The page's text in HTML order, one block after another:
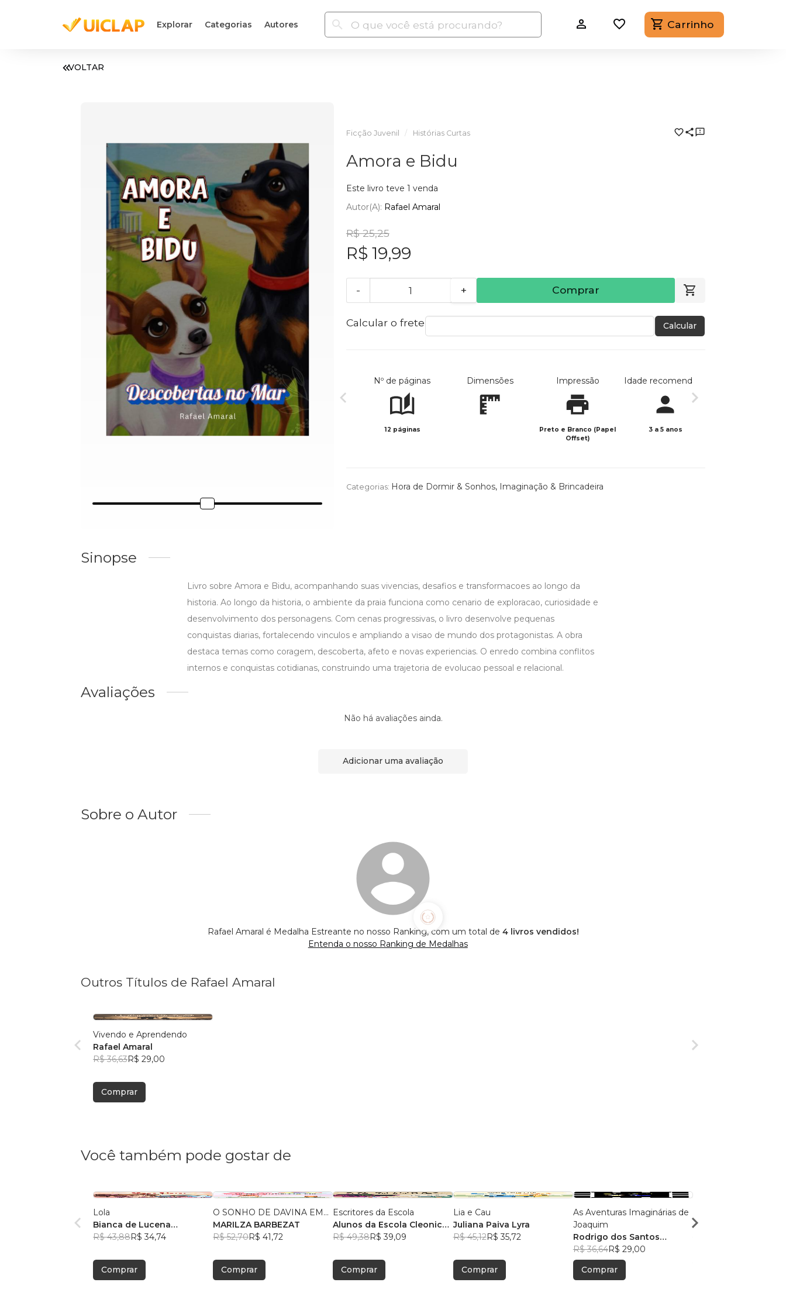
Explorar Categorias Autores Carrinho
VOLTAR
Ficção Juvenil Histórias Curtas
Amora e Bidu
Este livro teve 1 venda
Autor(a): Rafael Amaral
R$ 25,25
R$ 19,99
- + Comprar
Calcular o frete Calcular
Nº de páginas
12 páginas
Dimensões Impressão
Preto e Branco (Papel
Offset)
Idade recomendada
3 a 5 anos
Categorias: Hora de Dormir & Sonhos, Imaginação & Brincadeira
Sinopse
Livro sobre Amora e Bidu, acompanhando suas vivencias, desafios e transformacoes ao longo da
historia. Ao longo da historia, o ambiente da praia funciona como cenario de exploracao, curiosidade e
desenvolvimento dos personagens. Com cenas progressivas, o livro desenvolve pequenas
conquistas diarias, fortalecendo vinculos e ampliando a visao de mundo dos protagonistas. A obra
destaca temas como coragem, descoberta, afeto e novas experiencias. O enredo combina conflitos
internos e conquistas cotidianas, construindo uma trajetoria de evolucao pessoal e relacional.
Avaliações
Não há avaliações ainda.
Adicionar uma avaliação
Sobre o Autor
Rafael Amaral é Medalha Estreante no nosso Ranking, com um total de 4 livros vendidos!
Entenda o nosso Ranking de Medalhas
Outros Títulos de Rafael Amaral
Vivendo e Aprendendo
Rafael Amaral
R$ 36,63R$ 29,00
Comprar
Você também pode gostar de
Lola
Bianca de Lucena
Coutinho de Oliveira
R$ 43,88R$ 34,74
Comprar
O SONHO DE DAVINA EM...
MARILZA BARBEZAT
R$ 52,70R$ 41,72
Comprar
Escritores da Escola
Alunos da Escola Cleonice
Bezerra, +2
R$ 49,38R$ 39,09
Comprar
Lia e Cau
Juliana Paiva Lyra
R$ 45,12R$ 35,72
Comprar
As Aventuras Imaginárias de
Joaquim
Rodrigo dos Santos
Martinez
R$ 36,64R$ 29,00
Comprar
Fernanda